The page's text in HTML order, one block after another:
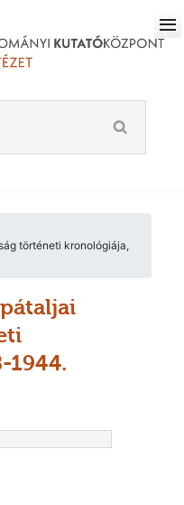
történeti kronológiája,
1944.